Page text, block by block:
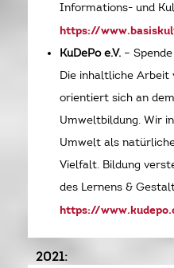
Informations- und
https://
KuDePo e.V.–
Die inhaltliche Arbeit
orientiert sich an
Umweltbildung. Wir
Umwelt als
Vielfalt. Bildung
des Lernens &
https://
2021: